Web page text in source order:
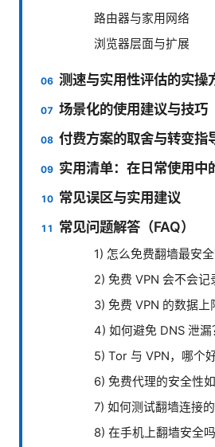
路由器与家用网络
浏览器层面与扩展
测速与实用性评估的实操
场景化的使用建议与技巧
付费方案的取舍与转变指
实用清单：在日常使用中
常见误区与实用建议
常见问题解答（FAQ）
1) 怎么免费翻墙最安全
2) 免费 VPN 会不会记
3) 免费 VPN 的数据上
4) 如何避免 DNS 泄漏
5) Tor 与 VPN，哪个好
6) 免费代理的安全性如
7) 如何测试翻墙连接的
8) 在手机上翻墙安全吗